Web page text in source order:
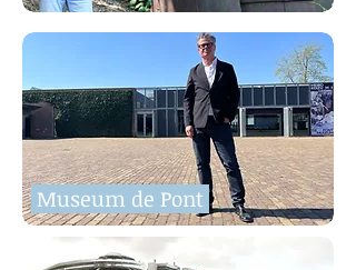
Museum de Pont